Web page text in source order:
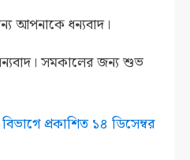
আপনাকে ধন্যবাদ।
সমকালের জন্য শুভ
প্রকাশিত১৪ ডিসেম্বর